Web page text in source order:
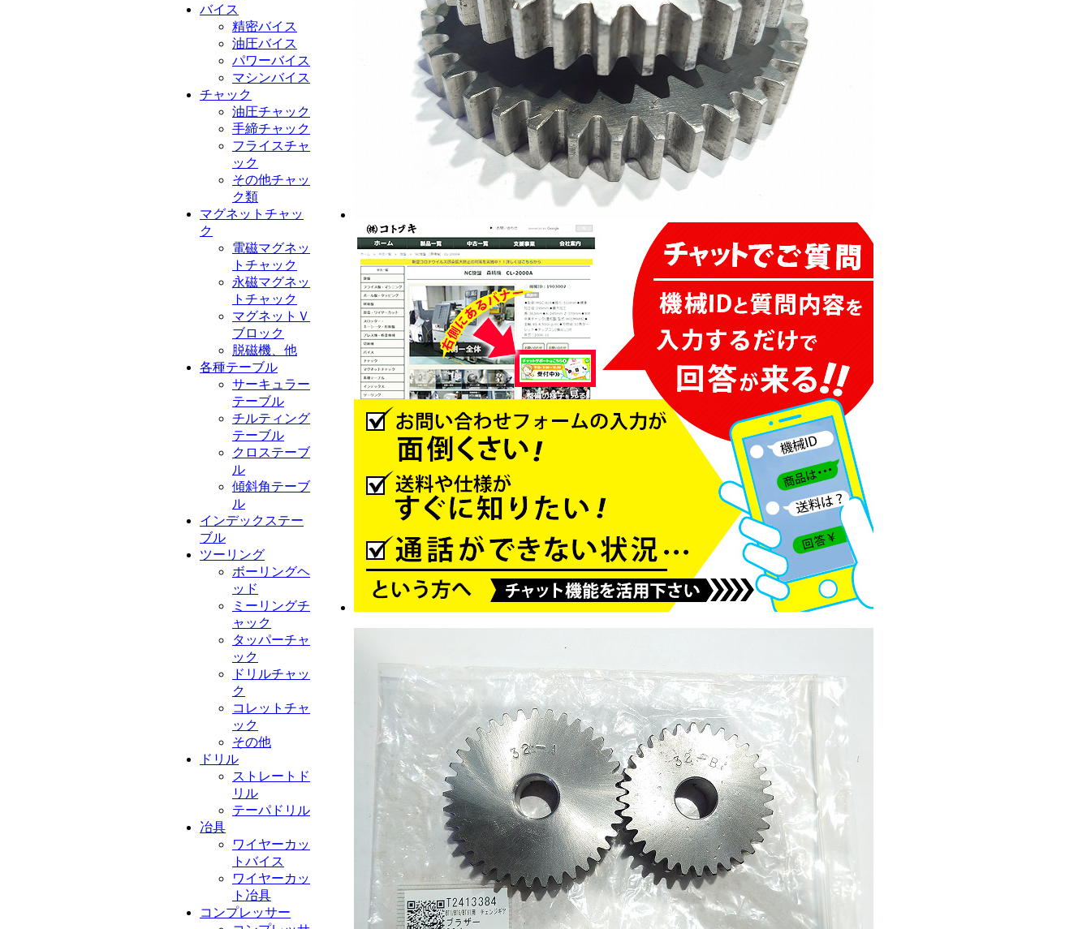
バイス
精密バイス
油圧バイス
パワーバイス
マシンバイス
チャック
油圧チャック
手締チャック
フライスチャ
ック
その他チャッ
ク類
マグネットチャッ
ク
電磁マグネッ
トチャック
永磁マグネッ
トチャック
マグネットＶ
ブロック
脱磁機、他
各種テーブル
サーキュラー
テーブル
チルティング
テーブル
クロステーブ
ル
傾斜角テーブ
ル
インデックステー
ブル
ツーリング
ボーリングヘ
ッド
ミーリングチ
ャック
タッパーチャ
ック
ドリルチャッ
ク
コレットチャ
ック
その他
ドリル
ストレートド
リル
テーパドリル
冶具
ワイヤーカッ
トバイス
ワイヤーカッ
ト冶具
コンプレッサー